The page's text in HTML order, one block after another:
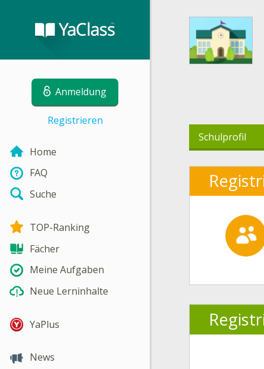
Anmeldung
Registrieren
Home
FAQ
Suche
TOP-Ranking
Fächer
Meine Aufgaben
Neue Lerninhalte
YaPlus
News
Schulprofil